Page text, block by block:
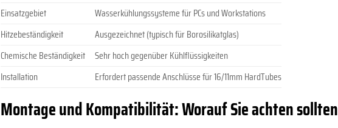
Einsatzgebiet
Wasserkühlungssysteme für PCs und Workstations
Hitzebeständigkeit
Ausgezeichnet (typisch für Borosilikatglas)
Chemische Beständigkeit
Sehr hoch gegenüber Kühlflüssigkeiten
Installation
Erfordert passende Anschlüsse für 16/11mm HardTubes
Montage und Kompatibilität: Worauf Sie achten sollten